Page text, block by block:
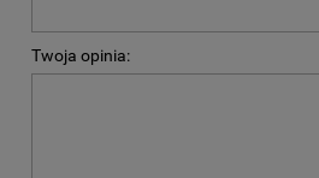
Twoja opinia: